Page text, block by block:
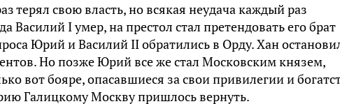
терял свою власть, но всякая неудача каждый раз
Василий I умер, на престол стал претендовать его брат
Юрий и Василий II обратились в Орду. Хан
Но позже Юрий все же стал Московским князем,
вот бояре, опасавшиеся за свои привилегии и
Галицкому Москву пришлось вернуть.